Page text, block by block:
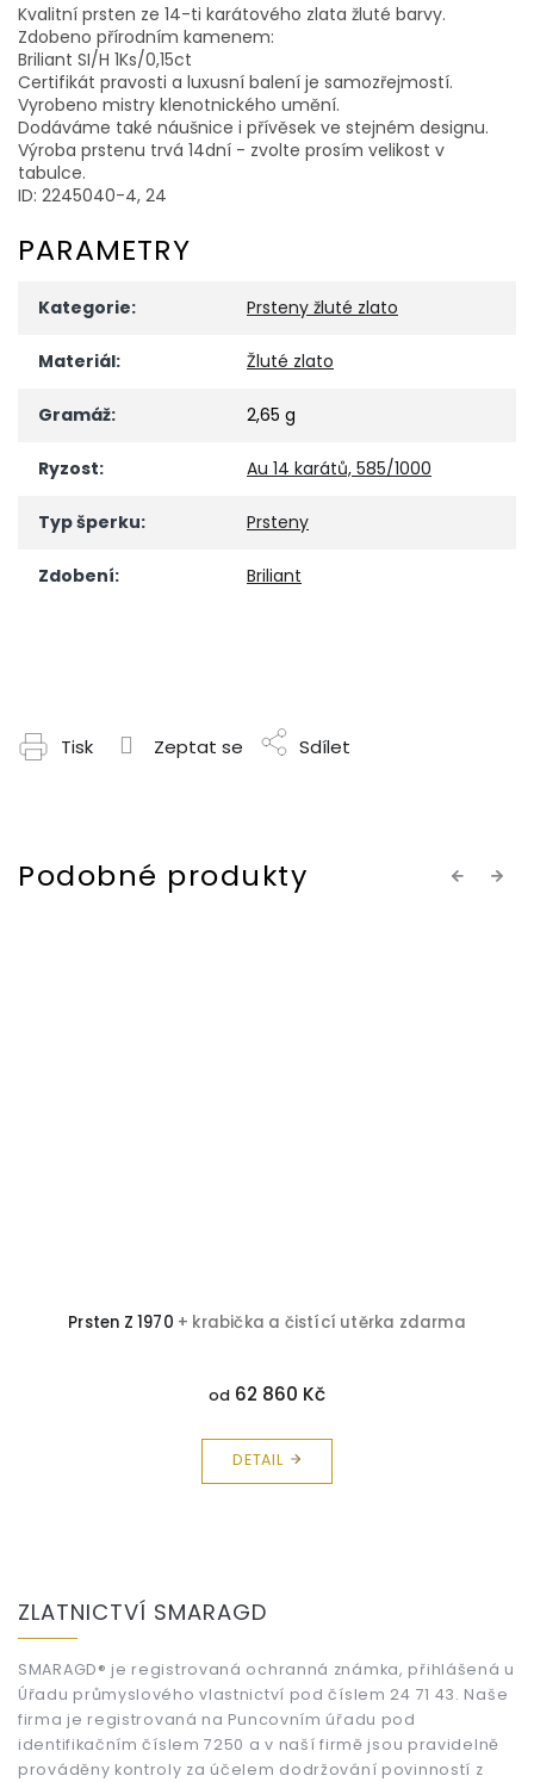
Kvalitní prsten ze 14-ti karátového zlata žluté barvy.
Zdobeno přírodním kamenem:
Briliant SI/H 1Ks/0,15ct
Certifikát pravosti a luxusní balení je samozřejmostí.
Vyrobeno mistry klenotnického umění.
Dodáváme také náušnice i přívěsek ve stejném designu.
Výroba prstenu trvá 14dní - zvolte prosím velikost v
tabulce.
ID: 2245040-4, 24
PARAMETRY
Kategorie: Prsteny žluté zlato
Materiál: Žluté zlato
Gramáž: 2,65 g
Ryzost: Au 14 karátů, 585/1000
Typ šperku: Prsteny
Zdobení: Briliant
Tisk Zeptat se Sdílet
Previous
Prsten Z 1970 + krabička a čistící utěrka zdarma
od 62 860 Kč
DETAIL
Next
ZLATNICTVÍ SMARAGD
SMARAGD® je registrovaná ochranná známka, přihlášená u
Úřadu průmyslového vlastnictví pod číslem 24 71 43. Naše
firma je registrovaná na Puncovním úřadu pod
identifikačním číslem 7250 a v naší firmě jsou pravidelně
prováděny kontroly za účelem dodržování povinností z